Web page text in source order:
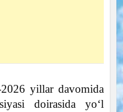
yillar davomida
doirasida yo‘l